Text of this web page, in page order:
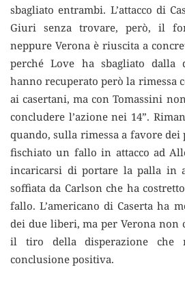
sbagliato entrambi. L’attacco di
Giuri senza trovare, però, il
neppure Verona è riuscita a
perché Love ha sbagliato dalla
hanno recuperato però la rimessa
ai casertani, ma con Tomassini
concludere l’azione nei 14”.
quando, sulla rimessa a favore dei
fischiato un fallo in attacco ad
incaricarsi di portare la palla in
soffiata da Carlson che ha
fallo. L’americano di Caserta ha
dei due liberi, ma per Verona non
il tiro della disperazione che
conclusione positiva.